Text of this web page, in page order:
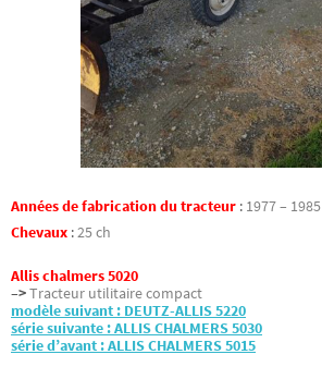
Années de fabrication du tracteur : 1977 – 1985
Chevaux :25 ch
Allis chalmers 5020
–>Tracteur utilitaire compact
modèle suivant : DEUTZ-ALLIS 5220
série suivante : ALLIS CHALMERS 5030
série d’avant : ALLIS CHALMERS 5015